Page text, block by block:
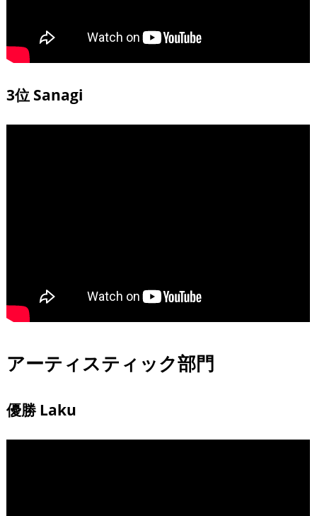
3位 Sanagi
アーティスティック部門
優勝 Laku